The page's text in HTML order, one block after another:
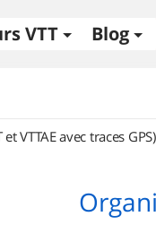
VTT Blog
VTTAE avec traces GPS)